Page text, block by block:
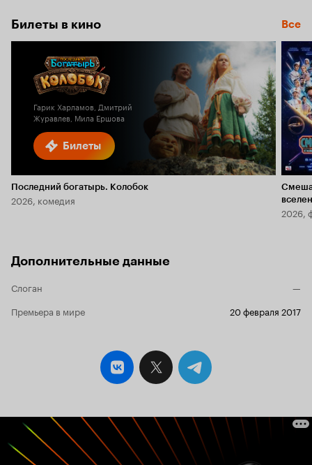
Билеты в кино Все
Билеты
Гарик Харламов, Дмитрий
Журавлев, Мила Ершова
Последний богатырь. Колобок
2026, комедия
2026,
Дополнительные данные
Слоган
—
Премьера в мире
20 февраля 2017